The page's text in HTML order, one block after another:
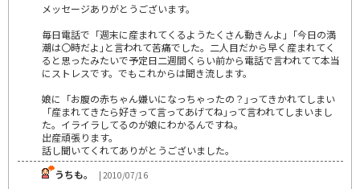
メッセージありがとうございます。
毎日電話で「週末に産まれてくるようたくさん動きんよ｣「今日の満
潮は〇時だよ｣と言われて苦痛でした。二人目だから早く産まれてく
ると思ったみたいで予定日二週間くらい前から電話で言われてて本当
にストレスです。でもこれからは聞き流します。
娘に「お腹の赤ちゃん嫌いになっちゃったの？｣ってきかれてしまい
「産まれてきたら好きって言ってあげてね｣って言われてしまいまし
た。イライラしてるのが娘にわかるんですね。
出産頑張ります。
話し聞いてくれてありがとうございました。
うちも。
| 2010/07/16